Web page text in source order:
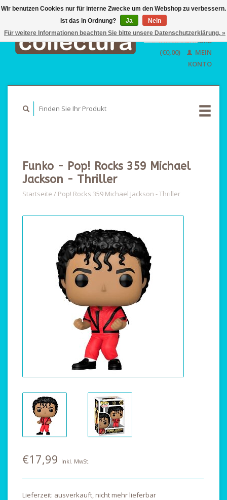
EUR
GBP
USD
Deutsch
English
IHR WARENKORB
(€0,00)
MEIN
KONTO
Funko - Pop! Rocks 359 Michael
Jackson - Thriller
Startseite / Pop! Rocks 359 Michael Jackson - Thriller
€17,99 Inkl. MwSt.
Lieferzeit: ausverkauft, nicht mehr lieferbar
Wir benutzen Cookies nur für interne Zwecke um den Webshop zu verbessern.
Ist das in Ordnung?
Ja
Nein
Für weitere Informationen beachten Sie bitte unsere Datenschutzerklärung. »